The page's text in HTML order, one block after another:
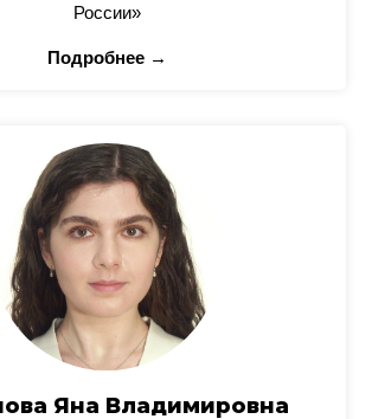
России»
Подробнее →
Яна Владимировна